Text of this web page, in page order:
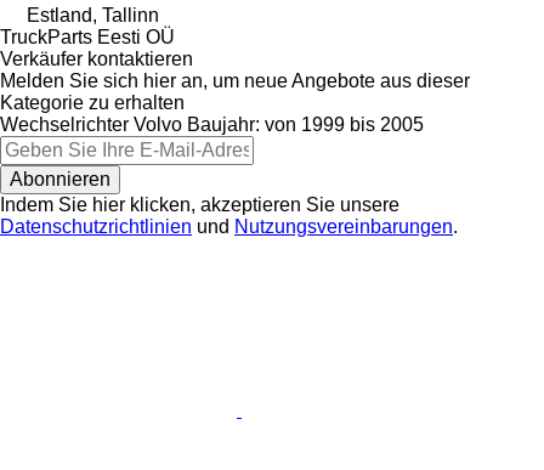
Estland, Tallinn
TruckParts Eesti OÜ
Verkäufer kontaktieren
Melden Sie sich hier an, um neue Angebote aus dieser
Kategorie zu erhalten
Wechselrichter Volvo Baujahr: von 1999 bis 2005
Abonnieren
Indem Sie hier klicken, akzeptieren Sie unsere
Datenschutzrichtlinien und Nutzungsvereinbarungen.